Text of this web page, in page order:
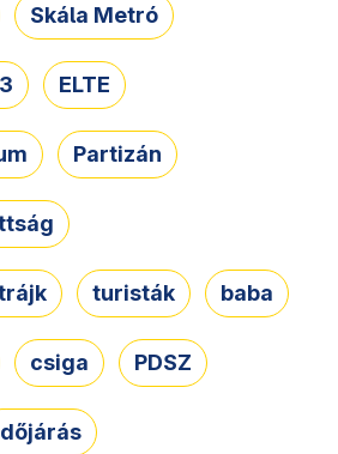
Skála Metró
ELTE
Partizán
turisták baba
csiga PDSZ